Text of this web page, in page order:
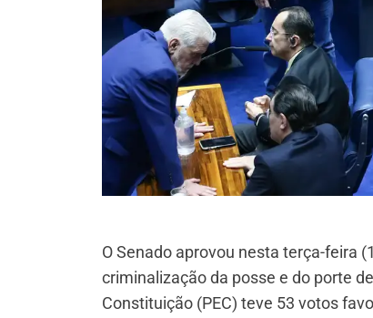
O Senado aprovou nesta terça-feira
criminalização da posse e do porte
Constituição (PEC) teve 53 votos